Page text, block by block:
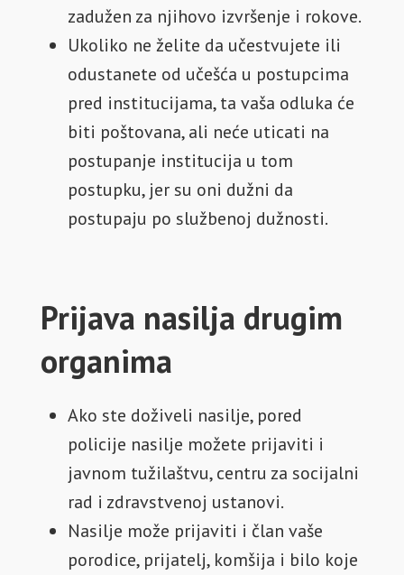
zadužen za njihovo izvršenje i rokove.
Ukoliko ne želite da učestvujete ili
odustanete od učešća u postupcima
pred institucijama, ta vaša odluka će
biti poštovana, ali neće uticati na
postupanje institucija u tom
postupku, jer su oni dužni da
postupaju po službenoj dužnosti.
Prijava nasilja drugim
organima
Ako ste doživeli nasilje, pored
policije nasilje možete prijaviti i
javnom tužilaštvu, centru za socijalni
rad i zdravstvenoj ustanovi.
Nasilje može prijaviti i član vaše
porodice, prijatelj, komšija i bilo koje